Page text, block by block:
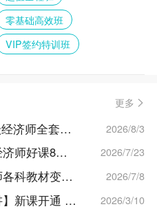
零基础高效班
VIP签约特训班
更多
报名窗口陆续关闭！初中级经济师全套备考干货限时免费领 2026/8/3
报名季福利｜2026初中级经济师好课8折特惠 至高省¥796 2026/7/23
【汇总】2026初中级经济师各科教材变动对比 2026/7/8
2026初级经济师【核心精讲】新课​开通 抢先试听> 2026/3/10